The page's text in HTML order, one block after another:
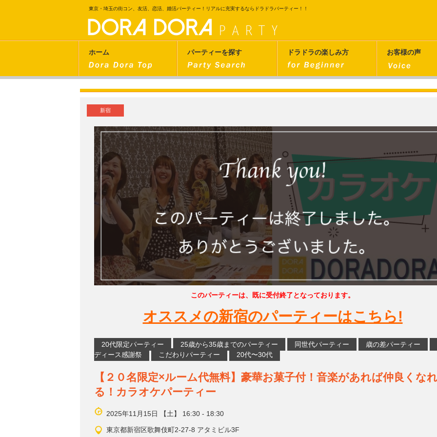
東京・埼玉の街コン、友活、恋活、婚活パーティー！リアルに充実するならドラドラパーティー！！
ホーム パーティーを探す ドラドラの楽しみ方 お客様の声
新宿
このパーティーは、既に受付終了となっております。
オススメの新宿のパーティーはこちら!
20代限定パーティー 25歳から35歳までのパーティー 同世代パーティー
歳の差パーティー
ディース感謝祭
こだわりパーティー 20代〜30代
【２０名限定×ルーム代無料】豪華お菓子付！音楽があれば仲良くな
る！カラオケパーティー
2025年11月15日 【土】 16:30 - 18:30
東京都新宿区歌舞伎町2-27-8 アタミビル3F